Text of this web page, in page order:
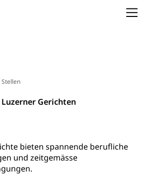
Stellen
Gerichten
bieten spannende berufliche
und zeitgemässe
Berufsunfallversicherung,
(WAS Luzern)
Krankenversicherung (WAS
und Unfallversicherung
Lebensmittelkontrolle,
Lebensmittel
Wellness, Unfallverhütung,
Alkoholprävention,
Primärprävention,